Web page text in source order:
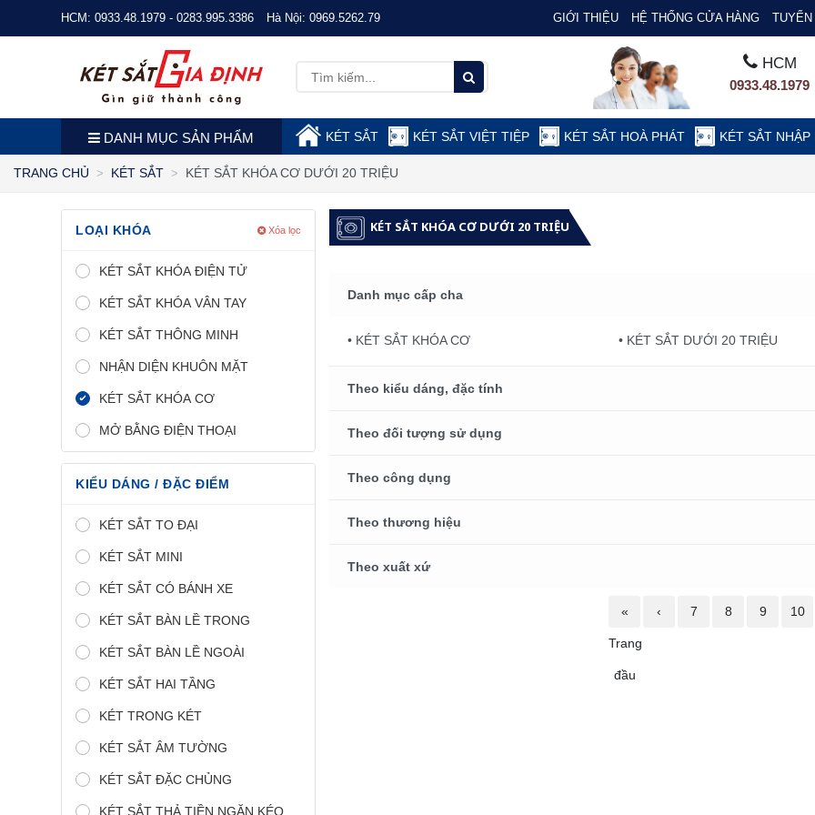
HCM: 0933.48.1979 - 0283.995.3386 Hà Nội: 0969.5262.79 GIỚI THIỆU HỆ THỐNG CỬA HÀNG
HCM
0933.48.1979
DANH MỤC SẢN PHẨM KÉT SẮT KÉT SẮT VIỆT TIỆP KÉT SẮT HOÀ PHÁT KÉT SẮT NHẬP
TRANG CHỦ KÉT SẮT KÉT SẮT KHÓA CƠ DƯỚI 20 TRIỆU
LOẠI KHÓA Xóa lọc
KÉT SẮT KHÓA ĐIỆN TỬ
KÉT SẮT KHÓA VÂN TAY
KÉT SẮT THÔNG MINH
NHẬN DIỆN KHUÔN MẶT
KÉT SẮT KHÓA CƠ
MỞ BẰNG ĐIỆN THOẠI
KIỂU DÁNG / ĐẶC ĐIỂM
KÉT SẮT TO ĐẠI
KÉT SẮT MINI
KÉT SẮT CÓ BÁNH XE
KÉT SẮT BÀN LỀ TRONG
KÉT SẮT BÀN LỀ NGOÀI
KÉT SẮT HAI TẦNG
KÉT TRONG KÉT
KÉT SẮT ÂM TƯỜNG
KÉT SẮT ĐẶC CHỦNG
KÉT SẮT THẢ TIỀN NGĂN KÉO
KÉT SẮT KHÓA CƠ DƯỚI 20 TRIỆU
Danh mục cấp cha
• KÉT SẮT KHÓA CƠ • KÉT SẮT DƯỚI 20 TRIỆU
Theo kiểu dáng, đặc tính
Theo đối tượng sử dụng
Theo công dụng
Theo thương hiệu
Theo xuất xứ
«
Trang
đầu
‹ 7 8 9 10